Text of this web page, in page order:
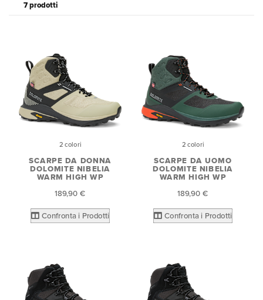
7 prodotti
2 colori
SCARPE DA DONNA
DOLOMITE NIBELIA
WARM HIGH WP
189,90 €
Confronta i Prodotti
2 colori
SCARPE DA UOMO
DOLOMITE NIBELIA
WARM HIGH WP
189,90 €
Confronta i Prodotti